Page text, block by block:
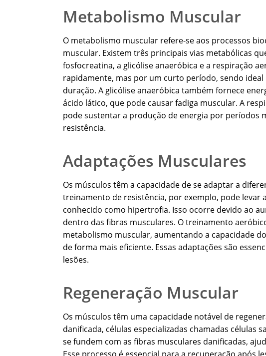
Metabolismo Muscular
O metabolismo muscular refere-se aos processos
muscular. Existem três principais vias metabólicas
fosfocreatina, a glicólise anaeróbica e a respiração
rapidamente, mas por um curto período, sendo
duração. A glicólise anaeróbica também fornece
ácido lático, que pode causar fadiga muscular. A
pode sustentar a produção de energia por períodos
resistência.
Adaptações Musculares
Os músculos têm a capacidade de se adaptar a
treinamento de resistência, por exemplo, pode levar
conhecido como hipertrofia. Isso ocorre devido ao
dentro das fibras musculares. O treinamento
metabolismo muscular, aumentando a capacidade
de forma mais eficiente. Essas adaptações são
lesões.
Regeneração Muscular
Os músculos têm uma capacidade notável de
danificada, células especializadas chamadas células
se fundem com as fibras musculares danificadas,